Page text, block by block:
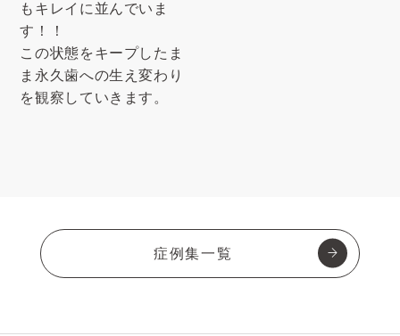
もキレイに並んでいま
す！！
この状態をキープしたま
ま永久歯への生え変わり
を観察していきます。
症例集一覧